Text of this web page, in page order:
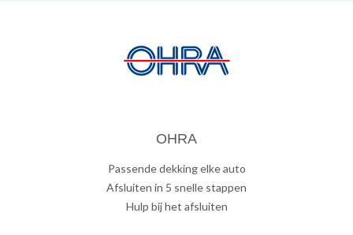
OHRA
Passende dekking elke auto
Afsluiten in 5 snelle stappen
Hulp bij het afsluiten